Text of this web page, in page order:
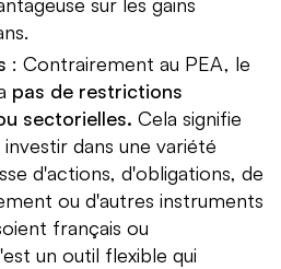
à lui, concerne l'allocation
d'obtenir un rendement
la forme d'achats d'actions,
d'autres actifs financiers.
l'investissement est la
on cherche à
son capital initial. Cependant,
l'investissement
Le rendement n'est jamais
de perdre une partie ou la
initial.
sur les gains
: Contrairement au PEA, le
pas de restrictions
sectorielles. Cela signifie
dans une variété
d'actions, d'obligations, de
ou d'autres instruments
français ou
un outil flexible qui